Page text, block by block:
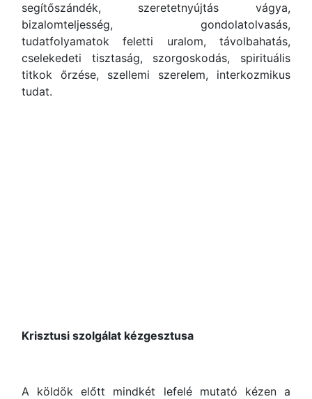
segítőszándék, szeretetnyújtás vágya,
bizalomteljesség, gondolatolvasás,
tudatfolyamatok feletti uralom, távolbahatás,
cselekedeti tisztaság, szorgoskodás, spirituális
titkok őrzése, szellemi szerelem, interkozmikus
tudat.
Krisztusi szolgálat kézgesztusa
A köldök előtt mindkét lefelé mutató kézen a